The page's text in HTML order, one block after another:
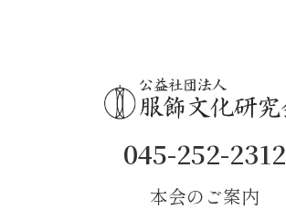
045-252-2312
本会のご案内